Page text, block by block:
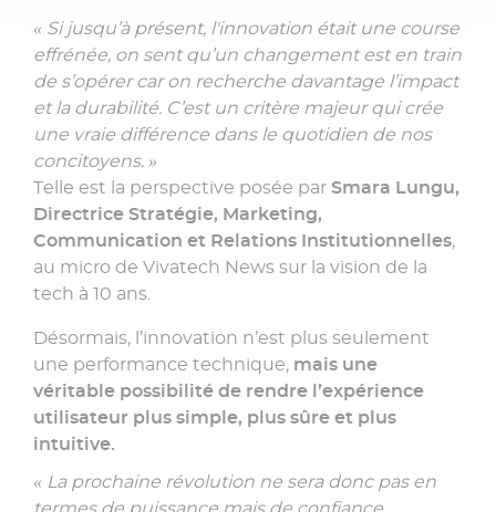
« Si jusqu’à présent, l'innovation était une course
effrénée, on sent qu’un changement est en train
de s’opérer car on recherche davantage l’impact
et la durabilité. C’est un critère majeur qui crée
une vraie différence dans le quotidien de nos
concitoyens. »
Telle est la perspective posée par Smara Lungu,
Directrice Stratégie, Marketing,
Communication et Relations Institutionnelles,
au micro de Vivatech News sur la vision de la
tech à 10 ans.
Désormais, l’innovation n’est plus seulement
une performance technique, mais une
véritable possibilité de rendre l’expérience
utilisateur plus simple, plus sûre et plus
intuitive.
« La prochaine révolution ne sera donc pas en